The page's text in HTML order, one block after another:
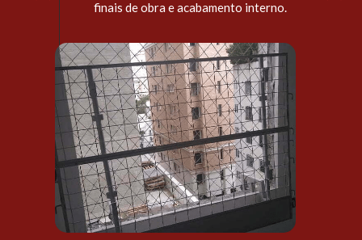
finais de obra e acabamento interno.